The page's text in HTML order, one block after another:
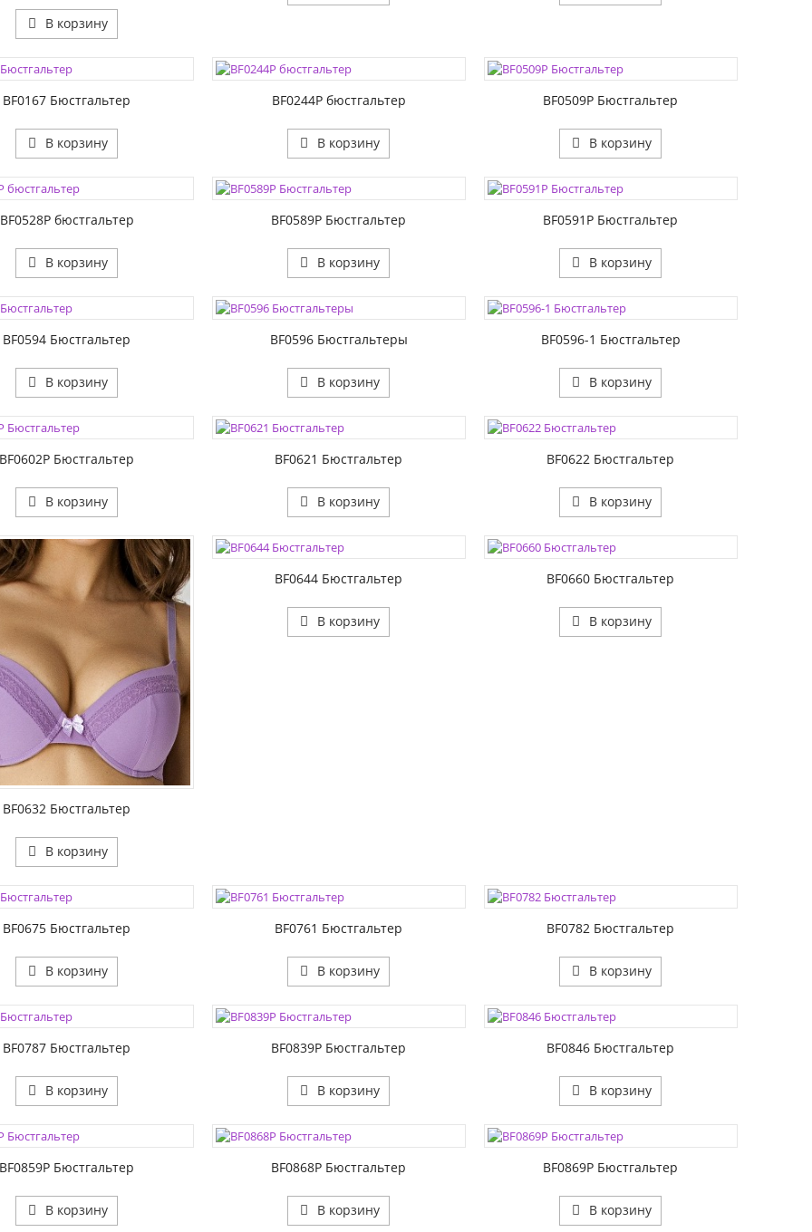
В корзину
BF0167 Бюстгальтер
В корзину
РАЗМЕР1:
BF0244P бюстгальтер
В корзину
РАЗМЕР1:
BF0509P Бюстгальтер
В корзину
BF0528P бюстгальтер
В корзину
РАЗМЕР1:
BF0589P Бюстгальтер
В корзину
РАЗМЕР1:
BF0591P Бюстгальтер
В корзину
BF0594 Бюстгальтер
В корзину
РАЗМЕР1:
BF0596 Бюстгальтеры
В корзину
РАЗМЕР1:
BF0596-1 Бюстгальтер
В корзину
BF0602P Бюстгальтер
В корзину
РАЗМЕР1:
BF0621 Бюстгальтер
В корзину
РАЗМЕР1:
BF0622 Бюстгальтер
В корзину
BF0632 Бюстгальтер
В корзину
РАЗМЕР1:
BF0644 Бюстгальтер
В корзину
РАЗМЕР1:
BF0660 Бюстгальтер
В корзину
BF0675 Бюстгальтер
В корзину
РАЗМЕР1:
BF0761 Бюстгальтер
В корзину
РАЗМЕР1:
BF0782 Бюстгальтер
В корзину
BF0787 Бюстгальтер
В корзину
РАЗМЕР1:
BF0839P Бюстгальтер
В корзину
РАЗМЕР1:
BF0846 Бюстгальтер
В корзину
BF0859P Бюстгальтер
В корзину
РАЗМЕР1:
BF0868P Бюстгальтер
В корзину
РАЗМЕР1:
BF0869P Бюстгальтер
В корзину